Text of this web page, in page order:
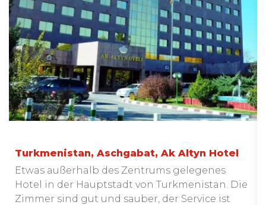
Turkmenistan, Aschgabat, Ak Altyn Hotel
Etwas außerhalb des Zentrums gelegenes
Hotel in der Hauptstadt von Turkmenistan. Die
Zimmer sind gut und sauber, der Service ist